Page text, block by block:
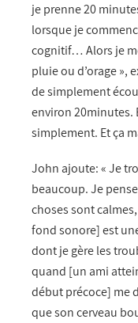
je prenne 20
lorsque je
cognitif… Alors je
pluie ou d’orage »,
de simplement
environ 20minutes.
simplement. Et ça
John ajoute: « Je
beaucoup. Je
choses sont
fond sonore] est
dont je gère les
quand [un ami
début précoce] me
que son cerveau